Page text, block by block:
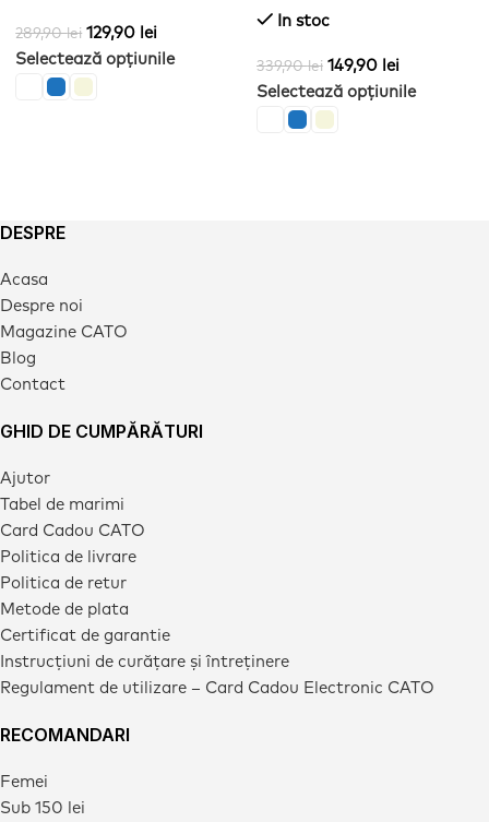
289,90lei 129,90 lei
Selectează opțiunile
In stoc
339,90lei 149,90 lei
Selectează opțiunile
DESPRE
Acasa
Despre noi
Magazine CATO
Blog
Contact
GHID DE CUMPĂRĂTURI
Ajutor
Tabel de marimi
Card Cadou CATO
Politica de livrare
Politica de retur
Metode de plata
Certificat de garantie
Instrucțiuni de curățare și întreținere
Regulament de utilizare – Card Cadou Electronic CATO
RECOMANDARI
Femei
Sub 150 lei